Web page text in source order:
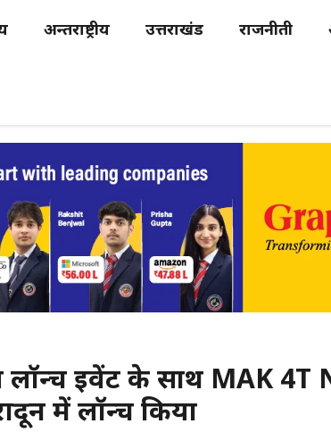
अन्तर्राष्ट्रीय उत्तराखंड राजनीती
लॉन्च इवेंट के साथ MAK 4T
में लॉन्च किया